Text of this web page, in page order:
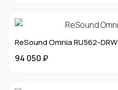
ReSound Omnia RU562-DRW
94 050 ₽